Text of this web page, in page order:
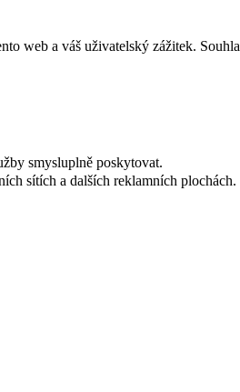
web a váš uživatelský zážitek.
smysluplně poskytovat.
sítích a dalších reklamních plochách.